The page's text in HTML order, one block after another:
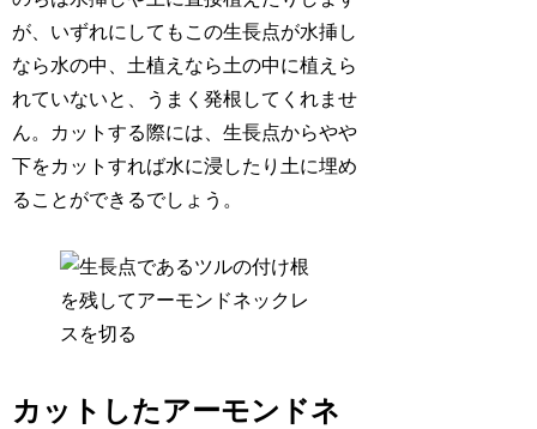
が、いずれにしてもこの生長点が水挿し
なら水の中、土植えなら土の中に植えら
れていないと、うまく発根してくれませ
ん。カットする際には、生長点からやや
下をカットすれば水に浸したり土に埋め
ることができるでしょう。
カットしたアーモンドネ